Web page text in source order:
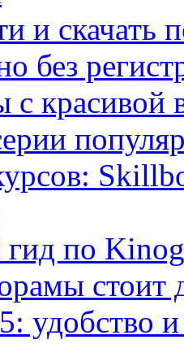
и
без
с красивой
по
стоит
удобство